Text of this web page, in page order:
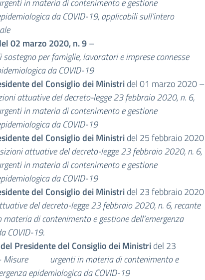
in materia di contenimento e gestione
da COVID-19, applicabili sull’intero
02 marzo 2020, n. 9–
per famiglie, lavoratori e imprese connesse
da COVID-19
del Consiglio dei Ministridel 01 marzo 2020 –
attuative del decreto-legge 23 febbraio 2020, n. 6,
in materia di contenimento e gestione
da COVID-19
del Consiglio dei Ministridel 25 febbraio 2020
attuative del decreto-legge 23 febbraio 2020, n. 6,
in materia di contenimento e gestione
da COVID-19
del Consiglio dei Ministridel 23 febbraio 2020
del decreto-legge 23 febbraio 2020, n. 6, recante
di contenimento e gestione dell’emergenza
COVID-19.
del Presidente del Consiglio dei Ministridel 23
Misure urgenti in materia di contenimento e
epidemiologica da COVID-19